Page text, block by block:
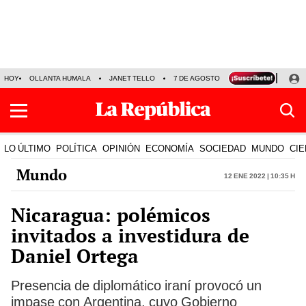
HOY OLLANTA HUMALA JANET TELLO 7 DE AGOSTO TINKA RESULTADOS
LO ÚLTIMO POLÍTICA OPINIÓN ECONOMÍA SOCIEDAD MUNDO
Mundo 12 Ene 2022 | 10:35 h
Nicaragua: polémicos
invitados a investidura de
Daniel Ortega
Presencia de diplomático iraní provocó un
impase con Argentina, cuyo Gobierno